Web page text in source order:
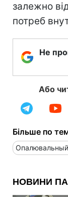
залежно
потреб
Не
Або
Більше по